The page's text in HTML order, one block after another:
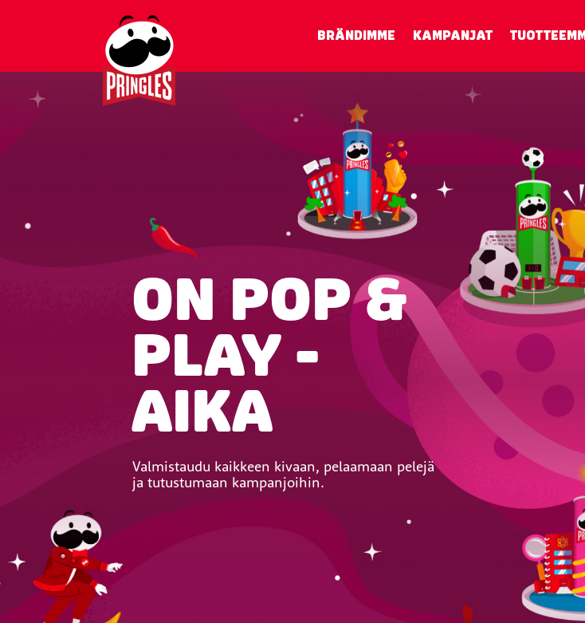
BRÄNDIMME KAMPANJAT
ON POP &
PLAY -
AIKA
Valmistaudu kaikkeen kivaan, pelaamaan pelejä
ja tutustumaan kampanjoihin.